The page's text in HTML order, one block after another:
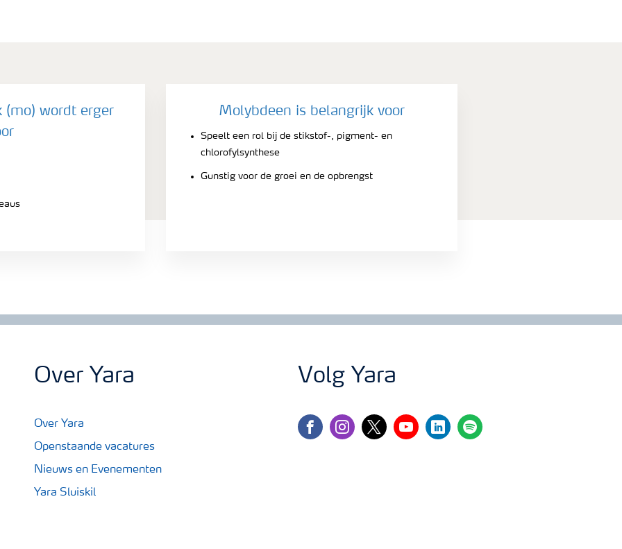
(mo) wordt erger
Molybdeen is belangrijk voor
Speelt een rol bij de stikstof-, pigment- en
chlorofylsynthese
Gunstig voor de groei en de opbrengst
Over Yara
Over Yara
Openstaande vacatures
Nieuws en Evenementen
Yara Sluiskil
Volg Yara
facebookinstagram
twitteryoutubelinkedinspotify